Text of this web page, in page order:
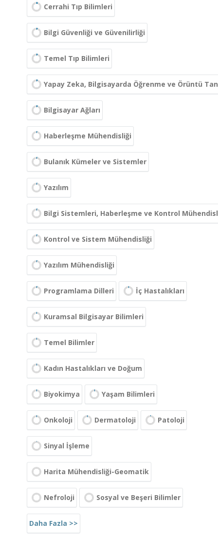
Cerrahi Tıp Bilimleri
Bilgi Güvenliği ve Güvenilirliği
Temel Tıp Bilimleri
Yapay Zeka, Bilgisayarda Öğrenme ve Örüntü
Bilgisayar Ağları
Haberleşme Mühendisliği
Bulanık Kümeler ve Sistemler
Yazılım
Bilgi Sistemleri, Haberleşme ve Kontrol
Kontrol ve Sistem Mühendisliği
Yazılım Mühendisliği
Programlama Dilleri İç Hastalıkları
Kuramsal Bilgisayar Bilimleri
Temel Bilimler
Kadın Hastalıkları ve Doğum
Biyokimya Yaşam Bilimleri
Onkoloji Dermatoloji Patoloji
Sinyal İşleme
Harita Mühendisliği-Geomatik
Nefroloji Sosyal ve Beşeri Bilimler
Daha Fazla >>